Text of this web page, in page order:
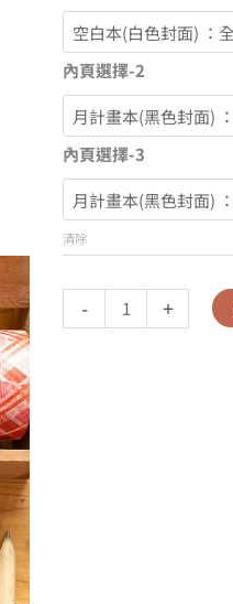
內頁選擇-2
內頁選擇-3
清除
- +